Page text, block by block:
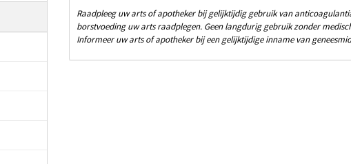
Raadpleeg uw arts of apotheker bij gelijktijdig gebruik van
borstvoeding uw arts raadplegen. Geen langdurig gebruik zonder
Informeer uw arts of apotheker bij een gelijktijdige inname van